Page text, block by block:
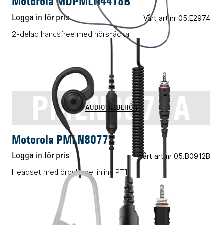
Logga in för pris Vårt art.nr 05.E2974
2-delad handsfree med hörsnäcka
PMLN8077A
AUDIOTILLBEHÖR
Motorola PMLN8077A
Logga in för pris Vårt art.nr 05.B0912B
Headset med öronbygel inline PTT